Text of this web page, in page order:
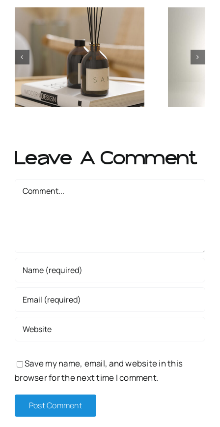
New Arrived |
Mahogany
Teakwood
Leave A Comment
Comment
Save my name, email, and website in this
browser for the next time I comment.